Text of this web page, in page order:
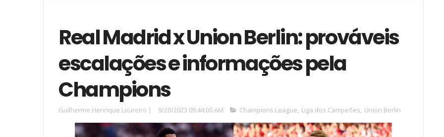
Real Madrid x Union Berlin: prováveis
escalações e informações pela
Champions
Guilherme Henrique Loureiro | 9/20/2023 09:44:00 AM Champions League, Liga dos Campeões, Union Berlin